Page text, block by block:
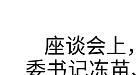
座谈会上
委书记冻